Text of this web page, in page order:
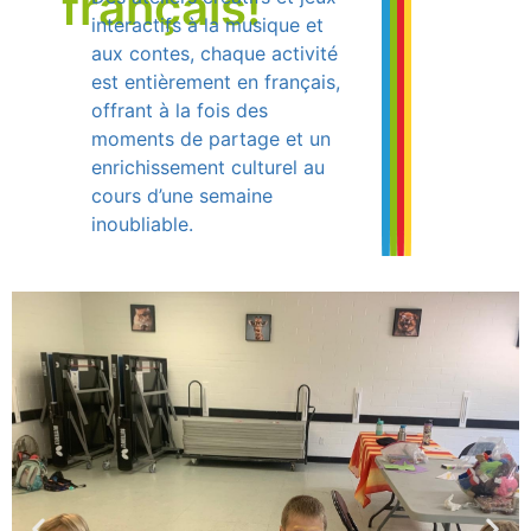
interactifs à la musique et
aux contes, chaque activité
est entièrement en français,
offrant à la fois des
moments de partage et un
enrichissement culturel au
cours d’une semaine
inoubliable.